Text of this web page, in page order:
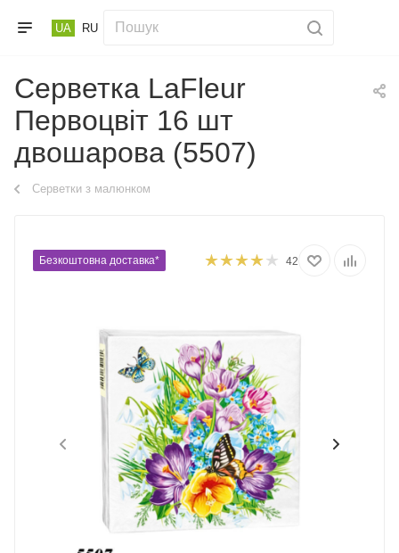
UA RU
Серветка LaFleur
Первоцвіт 16 шт
двошарова (5507)
Серветки з малюнком
Безкоштовна доставка* 42